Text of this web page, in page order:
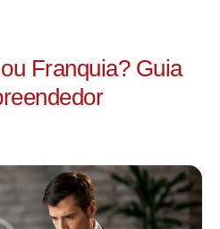
Franquia? Guia